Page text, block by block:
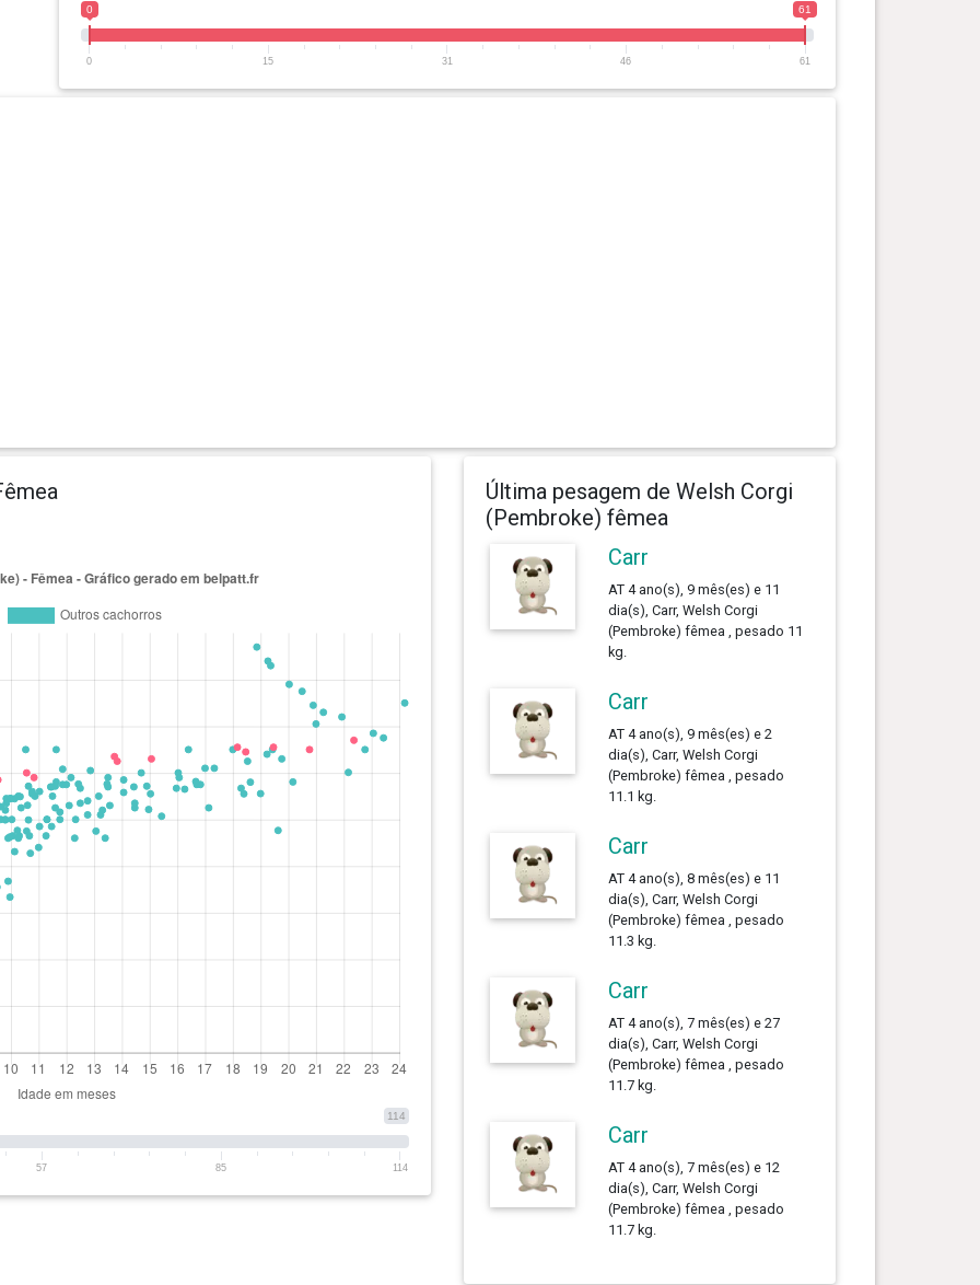
0 61
0 15 31 46 61
114
57 85 114
Última pesagem de Welsh Corgi
(Pembroke) fêmea
Carr
AT 4 ano(s), 9 mês(es) e 11
dia(s), Carr, Welsh Corgi
(Pembroke) fêmea , pesado 11
kg.
Carr
AT 4 ano(s), 9 mês(es) e 2
dia(s), Carr, Welsh Corgi
(Pembroke) fêmea , pesado
11.1 kg.
Carr
AT 4 ano(s), 8 mês(es) e 11
dia(s), Carr, Welsh Corgi
(Pembroke) fêmea , pesado
11.3 kg.
Carr
AT 4 ano(s), 7 mês(es) e 27
dia(s), Carr, Welsh Corgi
(Pembroke) fêmea , pesado
11.7 kg.
Carr
AT 4 ano(s), 7 mês(es) e 12
dia(s), Carr, Welsh Corgi
(Pembroke) fêmea , pesado
11.7 kg.